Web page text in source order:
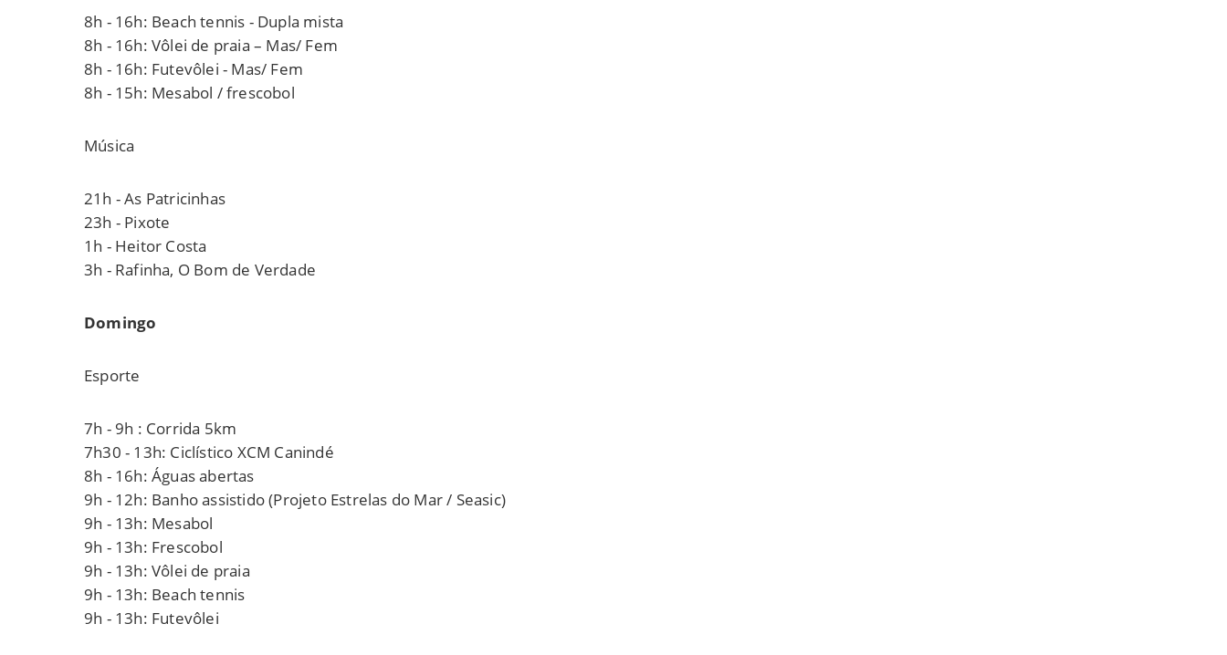
8h - 16h: Beach tennis - Dupla mista
8h - 16h: Vôlei de praia – Mas/ Fem
8h - 16h: Futevôlei - Mas/ Fem
8h - 15h: Mesabol / frescobol
Música
21h - As Patricinhas
23h - Pixote
1h - Heitor Costa
3h - Rafinha, O Bom de Verdade
Domingo
Esporte
7h - 9h : Corrida 5km
7h30 - 13h: Ciclístico XCM Canindé
8h - 16h: Águas abertas
9h - 12h: Banho assistido (Projeto Estrelas do Mar / Seasic)
9h - 13h: Mesabol
9h - 13h: Frescobol
9h - 13h: Vôlei de praia
9h - 13h: Beach tennis
9h - 13h: Futevôlei